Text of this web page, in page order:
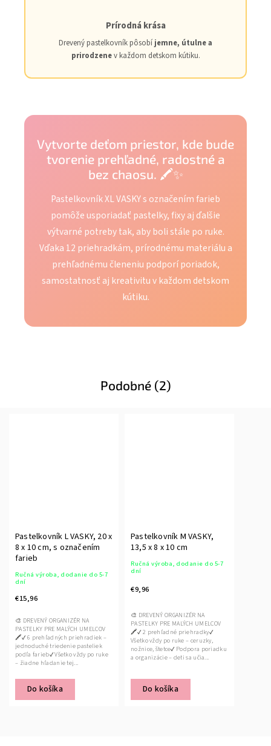
Prírodná krása
Drevený pastelkovník pôsobí jemne, útulne a
prirodzenev každom detskom kútiku.
Vytvorte deťom priestor, kde bude
tvorenie prehľadné, radostné a
bez chaosu. 🖍️✨
Pastelkovník XL VASKY s označením farieb
pomôže usporiadať pastelky, fixy aj ďalšie
výtvarné potreby tak, aby boli stále po ruke.
Vďaka 12 priehradkám, prírodnému materiálu a
prehľadnému členeniu podporí poriadok,
samostatnosť aj kreativitu v každom detskom
kútiku.
Podobné (2)
Pastelkovník L VASKY, 20 x
8 x 10 cm, s označením
farieb
Ručná výroba, dodanie do 5-7
dní
€15,96
Do košíka
🎨 DREVENÝ ORGANIZÉR NA
PASTELKY PRE MALÝCH UMELCOV
🖍️✔ 6 prehľadných priehradiek –
jednoduché triedenie pasteliek
podľa farieb✔ Všetko vždy po ruke
– žiadne hľadanie tej...
Pastelkovník M VASKY,
13,5 x 8 x 10 cm
Ručná výroba, dodanie do 5-7
dní
€9,96
Do košíka
🎨 DREVENÝ ORGANIZÉR NA
PASTELKY PRE MALÝCH UMELCOV
🖍️✔ 2 prehľadné priehradky✔
Všetko vždy po ruke – ceruzky,
nožnice, štetce✔ Podpora poriadku
a organizácie – deti sa učia...